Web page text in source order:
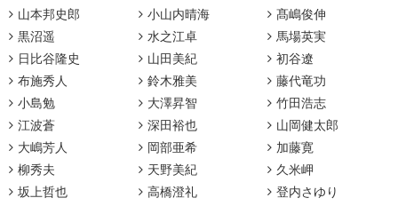
山本邦史郎
小山内晴海
髙嶋俊伸
黒沼遥
水之江卓
馬場英実
日比谷隆史
山田美紀
初谷遼
布施秀人
鈴木雅美
藤代竜功
小島勉
大澤昇智
竹田浩志
江波蒼
深田裕也
山岡健太郎
大嶋芳人
岡部亜希
加藤寛
柳秀夫
天野美紀
久米岬
坂上哲也
高橋澄礼
登内さゆり